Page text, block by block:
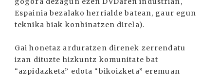
Espainia bezalako herrialde batean, gaur egun
teknika biak konbinatzen direla).
Gai honetaz arduratzen direnek zerrendatu
izan dituzte hizkuntz komunitate bat
“azpidazketa” edota “bikoizketa” eremuan